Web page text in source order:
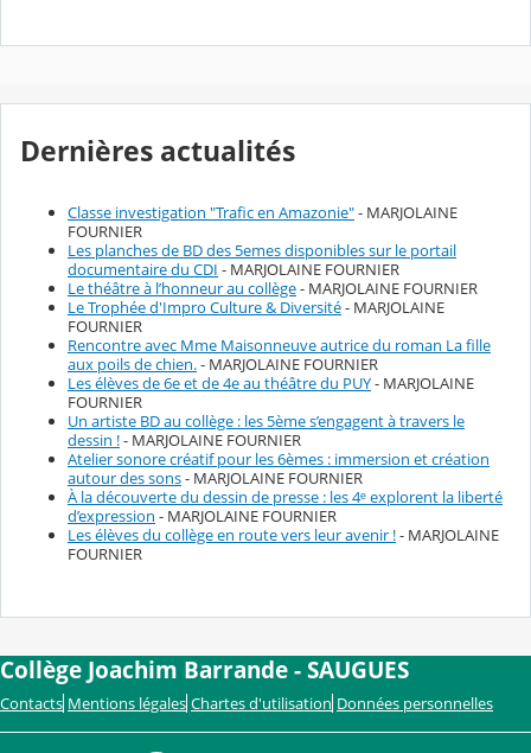
Dernières actualités
Classe investigation "Trafic en Amazonie"- MARJOLAINE
FOURNIER
Les planches de BD des 5emes disponibles sur le portail
documentaire du CDI - MARJOLAINE FOURNIER
Le théâtre à l’honneur au collège- MARJOLAINE FOURNIER
Le Trophée d'Impro Culture & Diversité- MARJOLAINE
FOURNIER
Rencontre avec Mme Maisonneuve autrice du roman La fille
aux poils de chien.- MARJOLAINE FOURNIER
Les élèves de 6e et de 4e au théâtre du PUY- MARJOLAINE
FOURNIER
Un artiste BD au collège : les 5ème s’engagent à travers le
dessin !- MARJOLAINE FOURNIER
Atelier sonore créatif pour les 6èmes : immersion et création
autour des sons- MARJOLAINE FOURNIER
À la découverte du dessin de presse : les 4ᵉ explorent la liberté
d’expression - MARJOLAINE FOURNIER
Les élèves du collège en route vers leur avenir !- MARJOLAINE
FOURNIER
Collège Joachim Barrande - SAUGUES
Contacts Mentions légales Chartes d'utilisation Données personnelles